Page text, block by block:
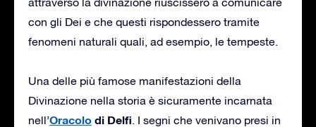
con gli Dei e che questi rispondessero tramite
fenomeni naturali quali, ad esempio, le tempeste.
Una delle più famose manifestazioni della
Divinazione nella storia è sicuramente incarnata
nell’Oracolo di Delfi. I segni che venivano presi in